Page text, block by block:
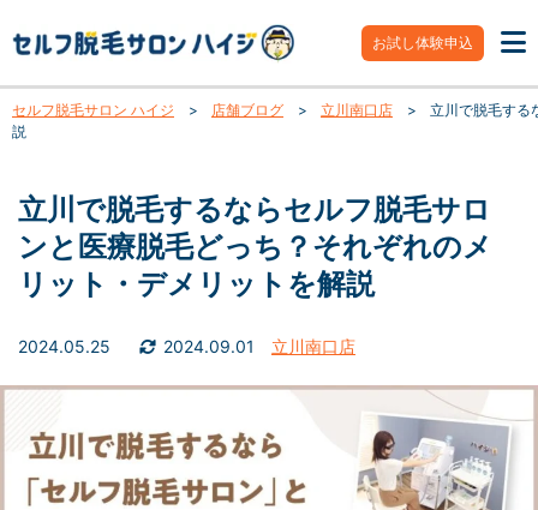
お試し体験申込
セルフ脱毛サロン ハイジ > 店舗ブログ > 立川南口店 >
立川で脱毛する
説
立川で脱毛するならセルフ脱毛サロ
ンと医療脱毛どっち？それぞれのメ
リット・デメリットを解説
2024.05.25 2024.09.01 立川南口店